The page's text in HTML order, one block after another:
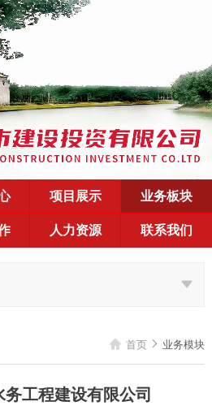
项目展示
业务板块
人力资源 联系我们
 首页  业务模块
工程建设有限公司